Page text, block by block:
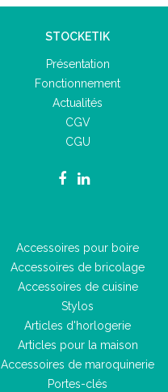
STOCKETIK
Présentation
Fonctionnement
Actualités
CGV
CGU
Accessoires pour boire
Accessoires de bricolage
Accessoires de cuisine
Stylos
Articles d'horlogerie
Articles pour la maison
Accessoires de maroquinerie
Portes-clés